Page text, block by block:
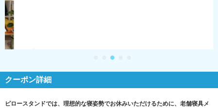
クーポン詳細
ピロースタンドでは、理想的な寝姿勢でお休みいただけるために、老舗寝具メ